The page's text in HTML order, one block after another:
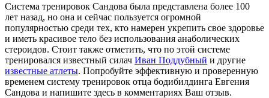
Система тренировок Сандова была представлена более 100
лет назад, но она и сейчас пользуется огромной
популярностью среди тех, кто намерен укрепить свое здоровье
и иметь красивое тело без использования анаболических
стероидов. Стоит также отметить, что по этой системе
тренировался известный силач Иван Поддубный и другие
известные атлеты. Попробуйте эффективную и проверенную
временем систему тренировок отца бодибилдинга Евгения
Сандова и напишите здесь в комментариях Ваш отзыв.